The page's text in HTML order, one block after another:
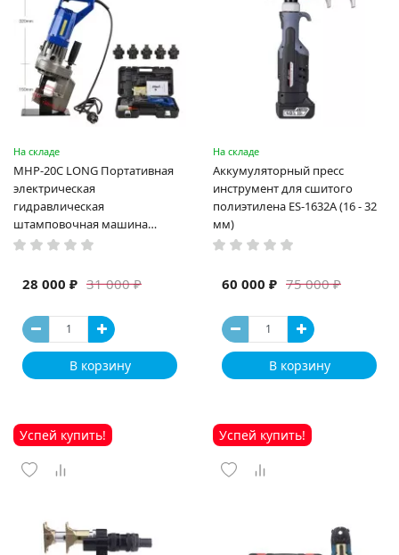
На складе
MHP-20C LONG Портативная
электрическая
гидравлическая
штамповочная машина
высокая мощность и мощный
машина
31 000 ₽
28 000 ₽
В корзину
На складе
Аккумуляторный пресс
инструмент для сшитого
полиэтилена ES-1632A (16 - 32
мм)
75 000 ₽
60 000 ₽
В корзину
Успей купить! Успей купить!